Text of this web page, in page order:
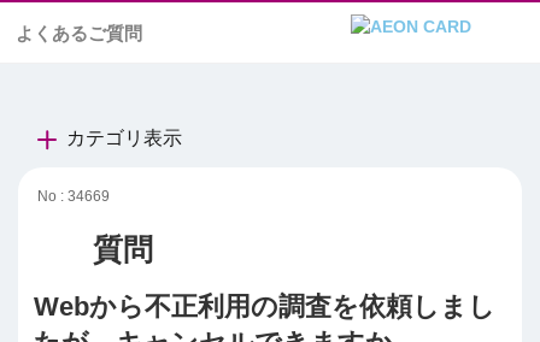
よくあるご質問
カテゴリ表示
No : 34669
Webから不正利用の調査を依頼しまし